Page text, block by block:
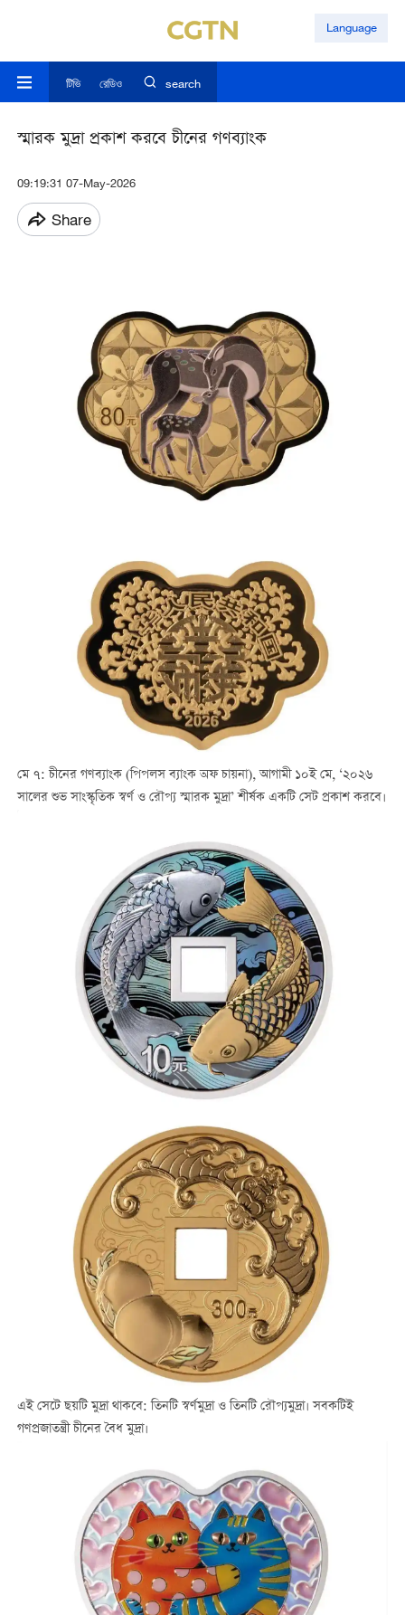
Language
টিভি রেডিও search
স্মারক মুদ্রা প্রকাশ করবে চীনের গণব্যাংক
09:19:31 07-May-2026
Share
মে ৭: চীনের গণব্যাংক (পিপলস ব্যাংক অফ চায়না), আগামী ১০ই মে, ‘২০২৬
সালের শুভ সাংস্কৃতিক স্বর্ণ ও রৌপ্য স্মারক মুদ্রা’ শীর্ষক একটি সেট প্রকাশ করবে।
এই সেটে ছয়টি মুদ্রা থাকবে: তিনটি স্বর্ণমুদ্রা ও তিনটি রৌপ্যমুদ্রা। সবকটিই
গণপ্রজাতন্ত্রী চীনের বৈধ মুদ্রা।